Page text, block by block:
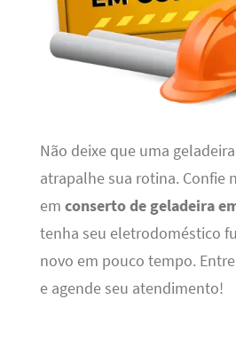
Não deixe que uma
atrapalhe sua rotina. Confie
em conserto de geladeira
tenha seu eletrodoméstico
novo em pouco tempo.
e agende seu atendimento!